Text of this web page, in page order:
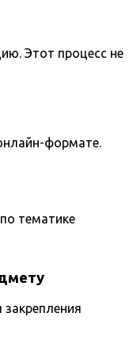
Этот процесс не
формате.
тематике